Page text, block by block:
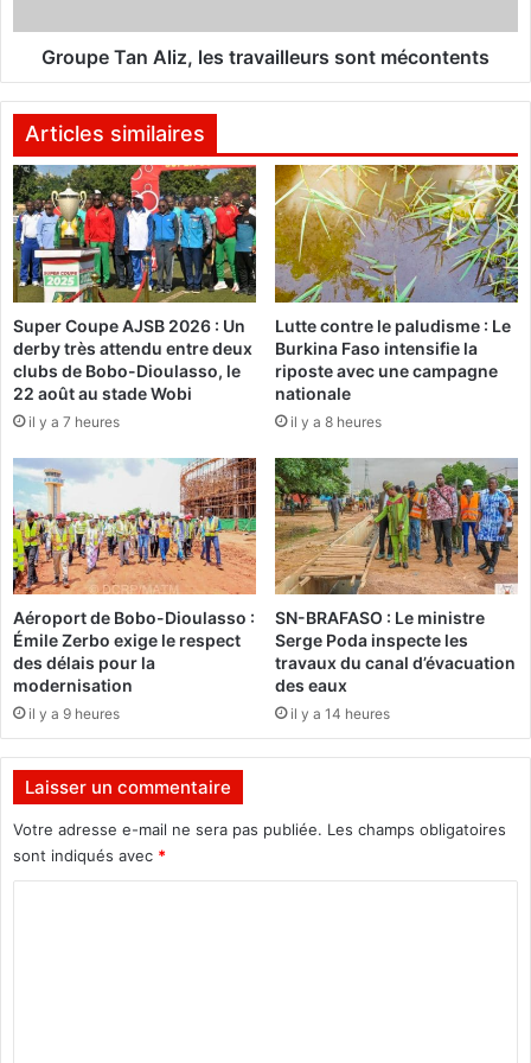
e
s
a
e
à
S
t
r
a
s
b
o
u
r
g
n
l
i
,
l
e
s
t
r
a
v
a
i
l
l
u
r
s
s
o
t
m
c
e
n
t
s
Groupe Tan Aliz, les travailleurs sont mécontents
Articles similaires
Super Coupe AJSB 2026 : Un
derby très attendu entre deux
clubs de Bobo-Dioulasso, le
22 août au stade Wobi
il y a 7 heures
Lutte contre le paludisme : Le
Burkina Faso intensifie la
riposte avec une campagne
nationale
il y a 8 heures
Aéroport de Bobo-Dioulasso :
Émile Zerbo exige le respect
des délais pour la
modernisation
il y a 9 heures
SN-BRAFASO : Le ministre
Serge Poda inspecte les
travaux du canal d’évacuation
des eaux
il y a 14 heures
Laisser un commentaire
Votre adresse e-mail ne sera pas publiée. Les champs obligatoires
sont indiqués avec *